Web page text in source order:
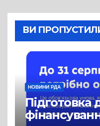
ВИ
НОВИНИ РДА